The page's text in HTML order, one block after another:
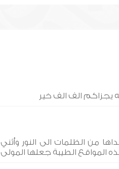
يجزاكم الف الف خير
من الظلمات الى النور
المواقع الطيبة جعلها